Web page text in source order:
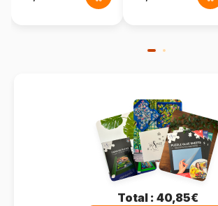
Total : 40,85€